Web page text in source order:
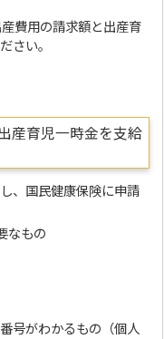
費用の請求額と出産育
さい。
産育児一時金を支給
、国民健康保険に申請
なもの
号がわかるもの（個人